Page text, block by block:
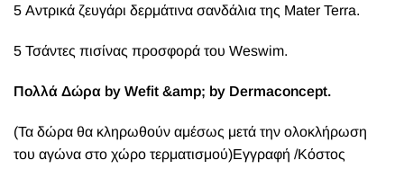
5 Αντρικά ζευγάρι δερμάτινα σανδάλια της Mater Terra.
5 Τσάντες πισίνας προσφορά του Weswim.
Πολλά Δώρα by Wefit &amp; by Dermaconcept.
(Τα δώρα θα κληρωθούν αμέσως μετά την ολοκλήρωση
του αγώνα στο χώρο τερματισμού)Εγγραφή /Κόστος